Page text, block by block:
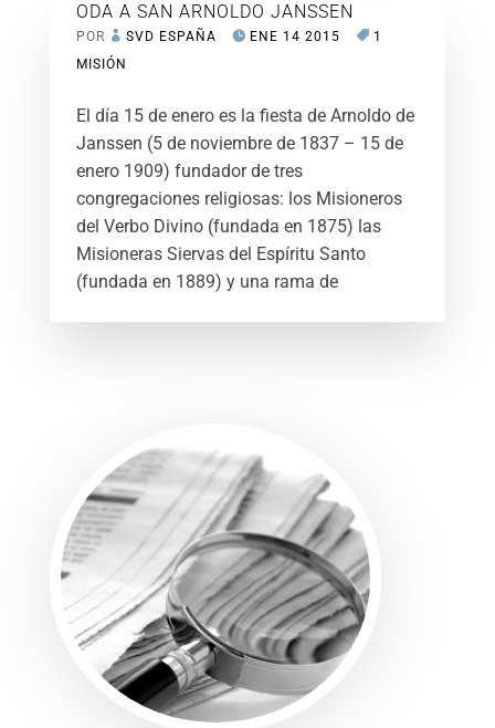
ODA A SAN ARNOLDO JANSSEN
POR SVD ESPAÑA ENE 14 2015
1
MISIÓN
El día 15 de enero es la fiesta de Arnoldo de
Janssen (5 de noviembre de 1837 – 15 de
enero 1909) fundador de tres
congregaciones religiosas: los Misioneros
del Verbo Divino (fundada en 1875) las
Misioneras Siervas del Espíritu Santo
(fundada en 1889) y una rama de